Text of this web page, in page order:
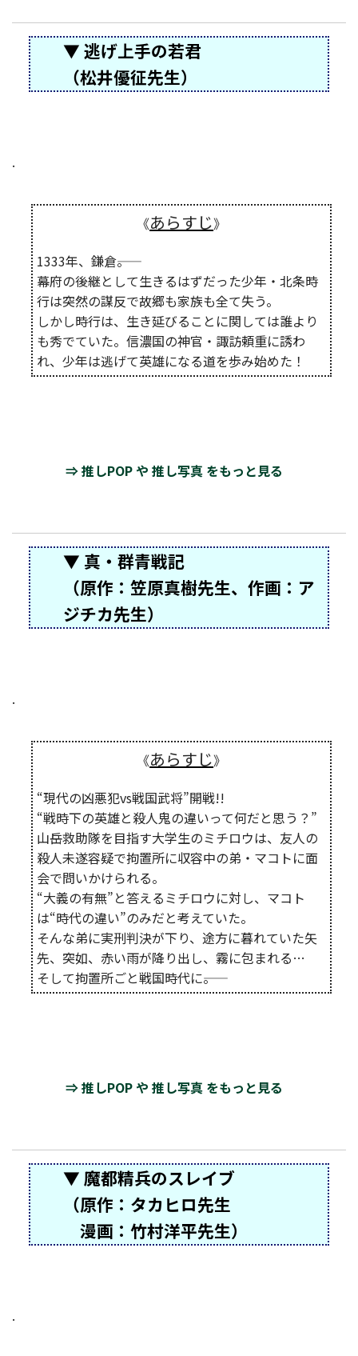
▼ 逃げ上手の若君
（松井優征先生）
.
《あらすじ》
1333年、鎌倉――。
幕府の後継として生きるはずだった少年・北条時
行は突然の謀反で故郷も家族も全て失う。
しかし時行は、生き延びることに関しては誰より
も秀でていた。信濃国の神官・諏訪頼重に誘わ
れ、少年は逃げて英雄になる道を歩み始めた！
⇒ 推しPOP や 推し写真 をもっと見る
▼ 真・群青戦記
（原作：笠原真樹先生、作画：ア
ジチカ先生）
.
《あらすじ》
“現代の凶悪犯vs戦国武将”開戦!!
“戦時下の英雄と殺人鬼の違いって何だと思う？”
山岳救助隊を目指す大学生のミチロウは、友人の
殺人未遂容疑で拘置所に収容中の弟・マコトに面
会で問いかけられる。
“大義の有無”と答えるミチロウに対し、マコト
は“時代の違い”のみだと考えていた。
そんな弟に実刑判決が下り、途方に暮れていた矢
先、突如、赤い雨が降り出し、霧に包まれる…
そして拘置所ごと戦国時代に――。
⇒ 推しPOP や 推し写真 をもっと見る
▼ 魔都精兵のスレイブ
（原作：タカヒロ先生
漫画：竹村洋平先生）
.